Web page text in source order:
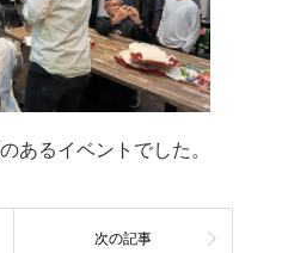
あるイベントでした。
次の記事